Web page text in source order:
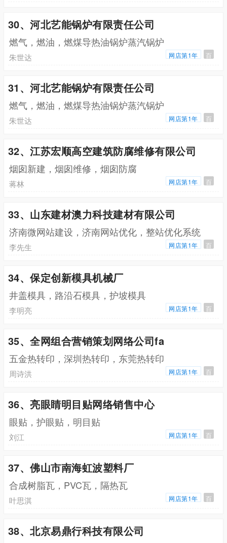
30、河北艺能锅炉有限责任公司
燃气，燃油，燃煤导热油锅炉蒸汽锅炉
朱世达 网店第1年 百
31、河北艺能锅炉有限责任公司
燃气，燃油，燃煤导热油锅炉蒸汽锅炉
朱世达 网店第1年 百
32、江苏宏顺高空建筑防腐维修有限公司
烟囱新建，烟囱维修，烟囱防腐
蒋林 网店第1年 百
33、山东建材澳力科技建材有限公司
济南微网站建设，济南网站优化，整站优化系统
李先生 网店第1年 百
34、保定创新模具机械厂
井盖模具，路沿石模具，护坡模具
李明亮 网店第1年 百
35、全网组合营销策划网络公司fa
五金热转印，深圳热转印，东莞热转印
周诗洪 网店第1年 百
36、亮眼睛明目贴网络销售中心
眼贴，护眼贴，明目贴
刘江 网店第1年 百
37、佛山市南海虹波塑料厂
合成树脂瓦，PVC瓦，隔热瓦
叶思淇 网店第1年 百
38、北京易鼎行科技有限公司